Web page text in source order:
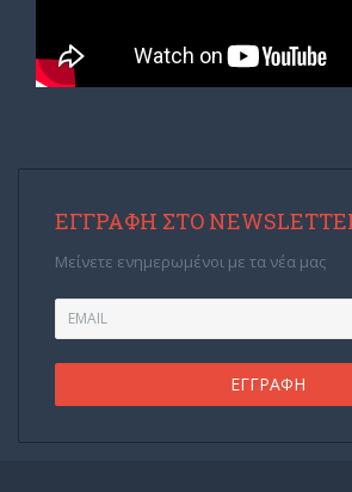
ΕΓΓΡΑΦΉ ΣΤΟ
Μείνετε ενημερωμένοι με τα νέα μας